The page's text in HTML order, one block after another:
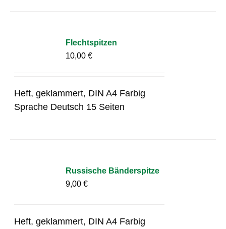
Flechtspitzen
10,00€
Heft, geklammert, DIN A4 Farbig
Sprache Deutsch 15 Seiten
Russische Bänderspitze
9,00€
Heft, geklammert, DIN A4 Farbig